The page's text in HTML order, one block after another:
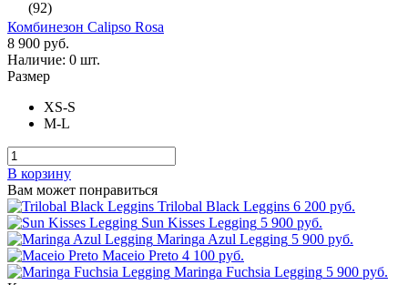
(92)
Комбинезон Calipso Rosa
8 900 руб.
Наличие: 0 шт.
Размер
XS-S
M-L
В корзину
Вам может понравиться
Trilobal Black Leggins 6 200 руб.
Sun Kisses Legging 5 900 руб.
Maringa Azul Legging 5 900 руб.
Maceio Preto 4 100 руб.
Maringa Fuchsia Legging 5 900 руб.